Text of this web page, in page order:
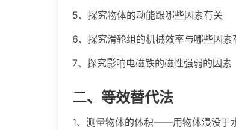
5、探究物体的动能跟哪些因素有关
6、探究滑轮组的机械效率与哪些因素
7、探究影响电磁铁的磁性强弱的因素
二、等效替代法
1、测量物体的体积——用物体浸没于